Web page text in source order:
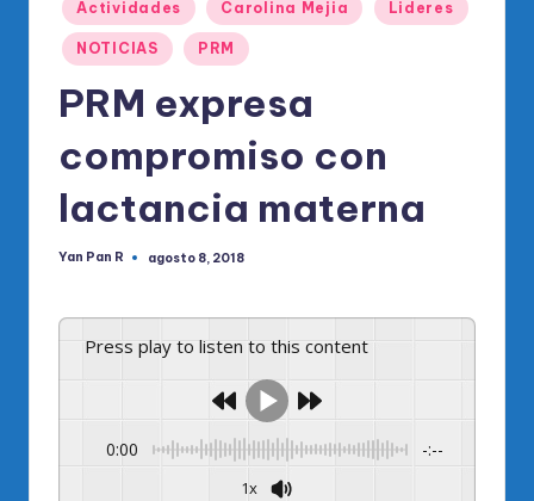
di
O
d
en
Actividades Carolina Mejia Lideres
NOTICIAS PRM
PRM expresa
compromiso con
lactancia materna
Publicado
Yan Pan R agosto 8, 2018
Press play to listen to this content
0:00 -:--
1x